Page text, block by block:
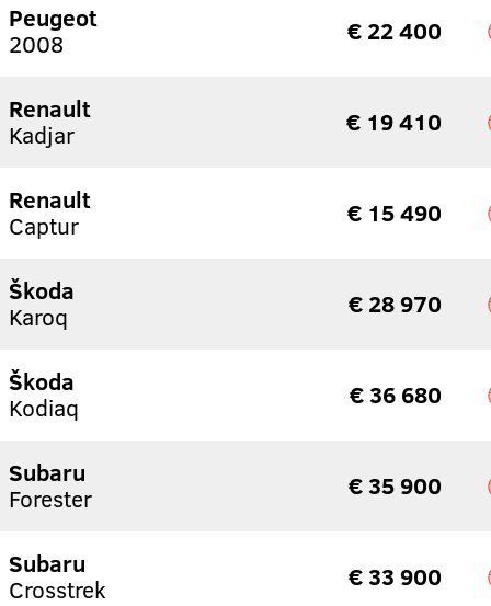
Peugeot
2008
€ 22 400
Renault
Kadjar
€ 19 410
Renault
Captur
€ 15 490
Škoda
Karoq
€ 28 970
Škoda
Kodiaq
€ 36 680
Subaru
Forester
€ 35 900
Subaru
Crosstrek
€ 33 900